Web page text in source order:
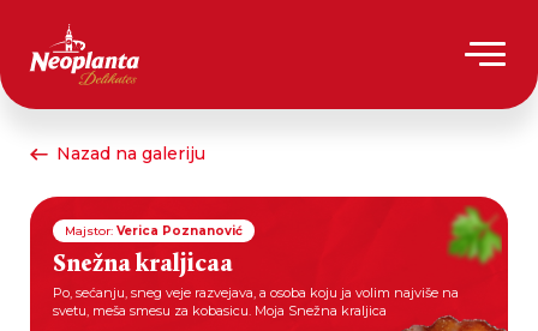
Nazad na galeriju
Majstor: Verica Poznanović
Snežna kraljicaa
Po, sećanju, sneg veje razvejava, a osoba koju ja volim najviše na
svetu, meša smesu za kobasicu. Moja Snežna kraljica